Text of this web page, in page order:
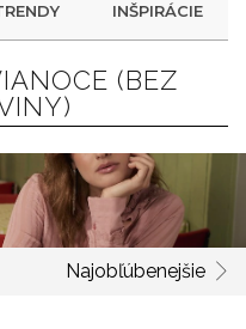
INŠPIRÁCIE
(BEZ
Najobľúbenejšie